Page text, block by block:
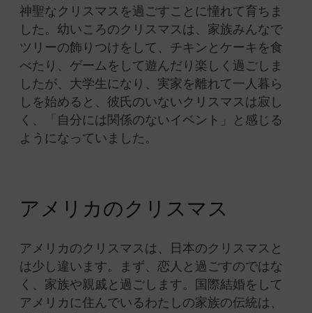
神聖なクリスマスを過ごすことに憧れて育ちま
した。幼いころのクリスマスは、家族みんなで
ツリーの飾りつけをして、チキンとケーキを食
べたり、ゲームをして遊んだり楽しく過ごしま
したが、大学生になり、実家を離れて一人暮ら
しを始めると、彼氏のいないクリスマスは寂し
く、「自分には関係のないイベント」と感じる
ようになっていました。
アメリカのクリスマス
アメリカのクリスマスは、日本のクリスマスと
は少し違います。まず、恋人と過ごすのではな
く、家族や親戚と過ごします。国際結婚をして
アメリカに住んでいるわたしの家族の伝統は、